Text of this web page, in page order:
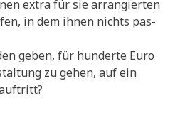
extra für sie arran­gier­ten
in dem ihnen nichts pas­
geben, für hun­der­te Euro
zu gehen, auf ein